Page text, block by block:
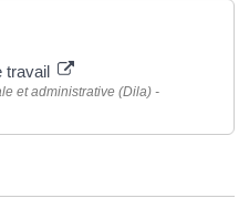
travail
et administrative (Dila) -